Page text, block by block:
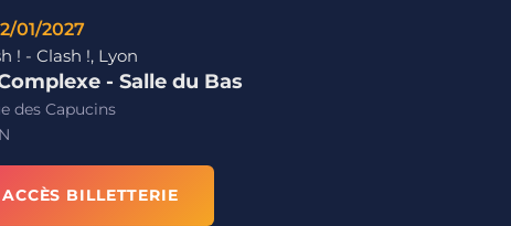
01/2027
! - Clash !, Lyon
- Salle du Bas
des Capucins
ACCÈS BILLETTERIE